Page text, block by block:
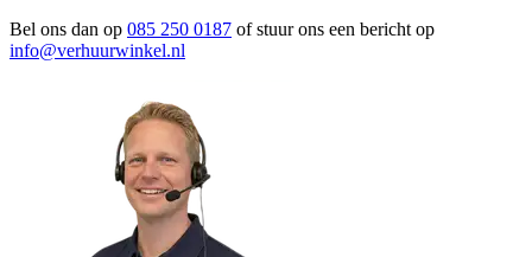
Bel ons dan op 085 250 0187 of stuur ons een bericht op
info@verhuurwinkel.nl